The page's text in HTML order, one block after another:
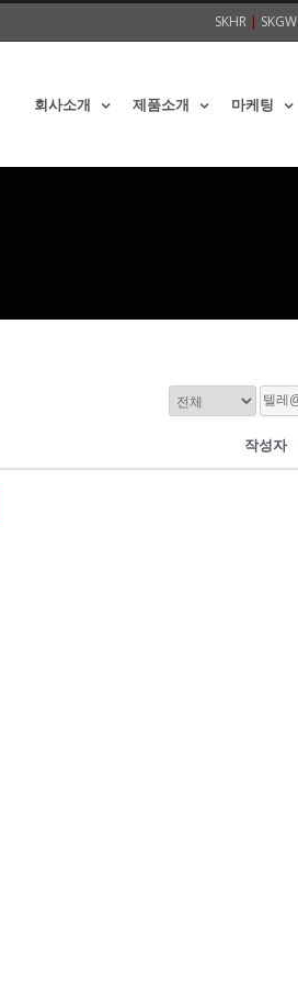
SKHR | SKGW
회사소개 제품소개 마케팅
작성자